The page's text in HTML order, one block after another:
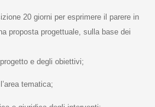
20 giorni per esprimere il parere in
proposta progettuale, sulla base dei
e degli obiettivi;
tematica;